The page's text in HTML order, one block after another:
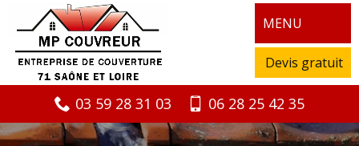
MENU
Devis gratuit
03 59 28 31 03 06 28 25 42 35